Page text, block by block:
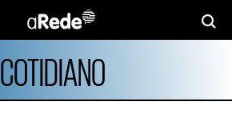
COTIDIANO